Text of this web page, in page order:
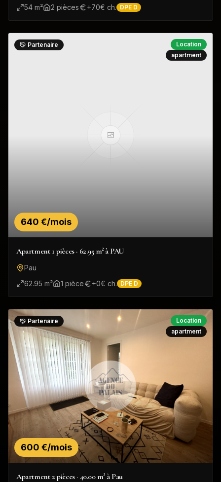
54 m² 2 pièces +70€ ch. DPE D
640 €/mois
Partenaire
Location
apartment
Apartment 1 pièces · 62.95 m² à PAU
Pau
62.95 m² 1 pièce +0€ ch. DPE D
600 €/mois
Partenaire
Location
apartment
Apartment 2 pièces · 40.00 m² à Pau